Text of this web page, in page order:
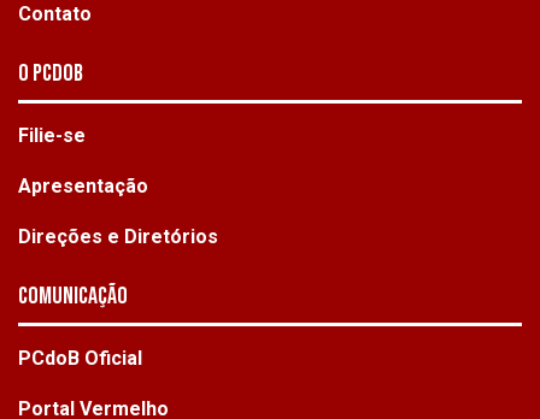
Contato
O PCdoB
Filie-se
Apresentação
Direções e Diretórios
Comunicação
PCdoB Oficial
Portal Vermelho